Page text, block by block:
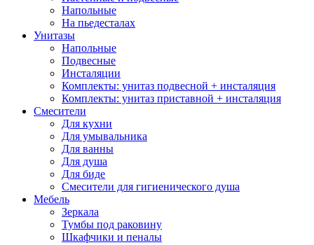
Напольные
На пьедесталах
Унитазы
Напольные
Подвесные
Инсталяции
Комплекты: унитаз подвесной + инсталяция
Комплекты: унитаз приставной + инсталяция
Смесители
Для кухни
Для умывальника
Для ванны
Для душа
Для биде
Смесители для гигиенического душа
Мебель
Зеркала
Тумбы под раковину
Шкафчики и пеналы